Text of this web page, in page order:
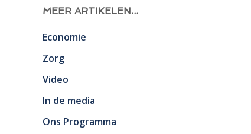
MEER ARTIKELEN...
Economie
Zorg
Video
In de media
Ons Programma